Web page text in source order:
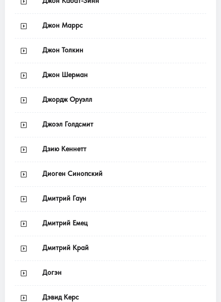
Джон Маррс
Джон Толкин
Джон Шерман
Джордж Оруэлл
Джоэл Голдсмит
Дзию Кеннетт
Диоген Синопский
Дмитрий Гаун
Дмитрий Емец
Дмитрий Край
Догэн
Дэвид Керс